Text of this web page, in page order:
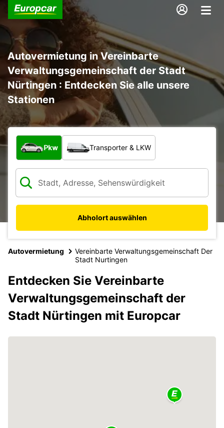
Autovermietung in Vereinbarte
Verwaltungsgemeinschaft der Stadt
Nürtingen : Entdecken Sie alle unsere
Stationen
Welche Art von Fahrzeug?
Pkw Transporter & LKW
Abholort auswählen
Autovermietung
Vereinbarte Verwaltungsgemeinschaft Der
Stadt Nurtingen
Entdecken Sie Vereinbarte
Verwaltungsgemeinschaft der
Stadt Nürtingen mit Europcar